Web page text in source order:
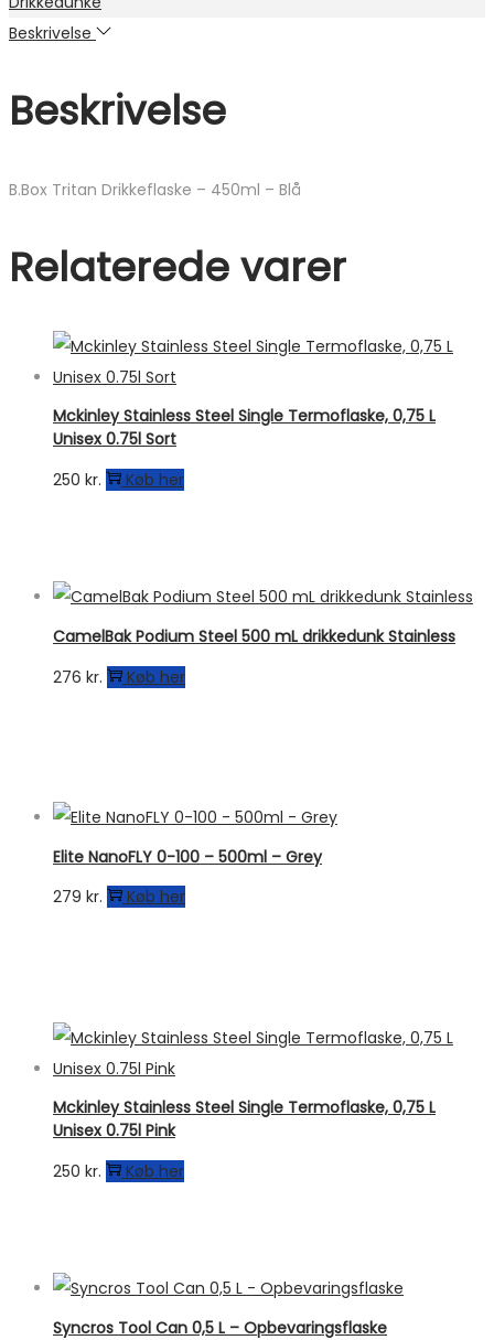
Beskrivelse
Beskrivelse
B.Box Tritan Drikkeflaske – 450ml – Blå
Relaterede varer
Mckinley Stainless Steel Single Termoflaske, 0,75 L
Unisex 0.75l Sort
250 kr. Køb her
CamelBak Podium Steel 500 mL drikkedunk Stainless
276 kr. Køb her
Elite NanoFLY 0-100 – 500ml – Grey
279 kr. Køb her
Mckinley Stainless Steel Single Termoflaske, 0,75 L
Unisex 0.75l Pink
250 kr. Køb her
Syncros Tool Can 0,5 L – Opbevaringsflaske